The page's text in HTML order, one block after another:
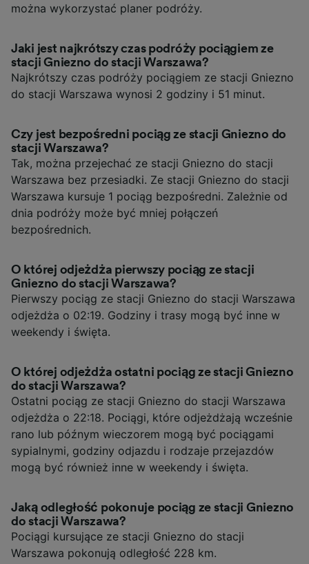
można wykorzystać planer podróży.
Jaki jest najkrótszy czas podróży pociągiem ze
stacji Gniezno do stacji Warszawa?
Najkrótszy czas podróży pociągiem ze stacji Gniezno
do stacji Warszawa wynosi 2 godziny i 51 minut.
Czy jest bezpośredni pociąg ze stacji Gniezno do
stacji Warszawa?
Tak, można przejechać ze stacji Gniezno do stacji
Warszawa bez przesiadki. Ze stacji Gniezno do stacji
Warszawa kursuje 1 pociąg bezpośredni. Zależnie od
dnia podróży może być mniej połączeń
bezpośrednich.
O której odjeżdża pierwszy pociąg ze stacji
Gniezno do stacji Warszawa?
Pierwszy pociąg ze stacji Gniezno do stacji Warszawa
odjeżdża o 02:19. Godziny i trasy mogą być inne w
weekendy i święta.
O której odjeżdża ostatni pociąg ze stacji Gniezno
do stacji Warszawa?
Ostatni pociąg ze stacji Gniezno do stacji Warszawa
odjeżdża o 22:18. Pociągi, które odjeżdżają wcześnie
rano lub późnym wieczorem mogą być pociągami
sypialnymi, godziny odjazdu i rodzaje przejazdów
mogą być również inne w weekendy i święta.
Jaką odległość pokonuje pociąg ze stacji Gniezno
do stacji Warszawa?
Pociągi kursujące ze stacji Gniezno do stacji
Warszawa pokonują odległość 228 km.